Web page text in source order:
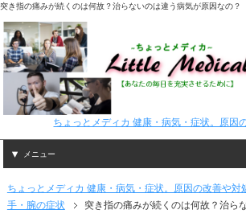
突き指の痛みが続くのは何故？治らないのは違う病気が原因なの？
ちょっとメディカ 健康・病気・症状。原因
メニュー
ちょっとメディカ 健康・病気・症状。原因の改善や対
手・腕の症状
突き指の痛みが続くのは何故？治ら